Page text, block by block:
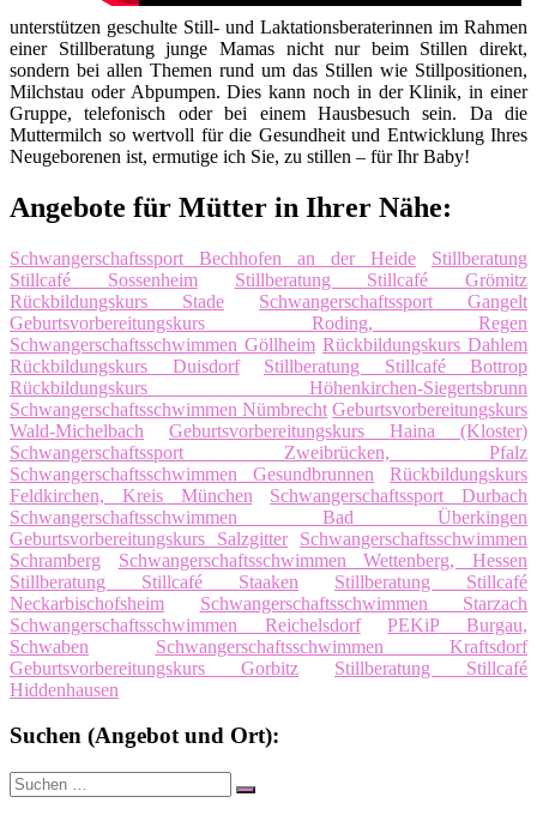
unterstützen geschulte Still- und Laktationsberaterinnen im Rahmen
einer Stillberatung junge Mamas nicht nur beim Stillen direkt,
sondern bei allen Themen rund um das Stillen wie Stillpositionen,
Milchstau oder Abpumpen. Dies kann noch in der Klinik, in einer
Gruppe, telefonisch oder bei einem Hausbesuch sein. Da die
Muttermilch so wertvoll für die Gesundheit und Entwicklung Ihres
Neugeborenen ist, ermutige ich Sie, zu stillen – für Ihr Baby!
Angebote für Mütter in Ihrer Nähe:
Schwangerschaftssport Bechhofen an der Heide
Stillberatung
Stillcafé Sossenheim
Stillberatung Stillcafé Grömitz
Rückbildungskurs Stade
Schwangerschaftssport Gangelt
Geburtsvorbereitungskurs Roding, Regen
Schwangerschaftsschwimmen Göllheim Rückbildungskurs Dahlem
Rückbildungskurs Duisdorf
Stillberatung Stillcafé Bottrop
Rückbildungskurs Höhenkirchen-Siegertsbrunn
Schwangerschaftsschwimmen Nümbrecht Geburtsvorbereitungskurs
Wald-Michelbach
Geburtsvorbereitungskurs Haina (Kloster)
Schwangerschaftssport Zweibrücken, Pfalz
Schwangerschaftsschwimmen Gesundbrunnen
Rückbildungskurs
Feldkirchen, Kreis München
Schwangerschaftssport Durbach
Schwangerschaftsschwimmen Bad Überkingen
Geburtsvorbereitungskurs Salzgitter
Schwangerschaftsschwimmen
Schramberg
Schwangerschaftsschwimmen Wettenberg, Hessen
Stillberatung Stillcafé Staaken
Stillberatung Stillcafé
Neckarbischofsheim
Schwangerschaftsschwimmen Starzach
Schwangerschaftsschwimmen Reichelsdorf
PEKiP Burgau,
Schwaben
Schwangerschaftsschwimmen Kraftsdorf
Geburtsvorbereitungskurs Gorbitz
Stillberatung Stillcafé
Hiddenhausen
Suchen (Angebot und Ort):
Suche
nach:
Suchen